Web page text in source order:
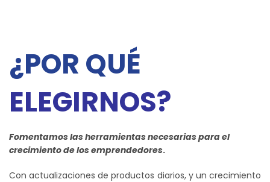
¿POR QUÉ
ELEGIRNOS?
Fomentamos las herramientas necesarias para el
crecimiento de los emprendedores.
Con actualizaciones de productos diarios, y un crecimiento